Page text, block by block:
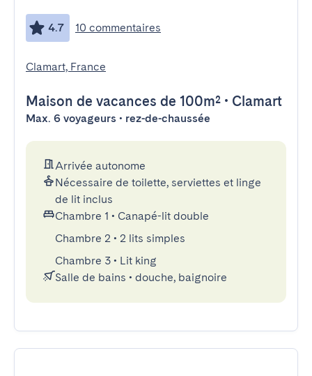
4.7 10 commentaires
Clamart, France
Maison de vacances de 100m² • Clamart
Max. 6 voyageurs • rez-de-chaussée
Arrivée autonome
Nécessaire de toilette, serviettes et linge
de lit inclus
Chambre 1 • Canapé-lit double
Chambre 2 • 2 lits simples
Chambre 3 • Lit king
Salle de bains • douche, baignoire